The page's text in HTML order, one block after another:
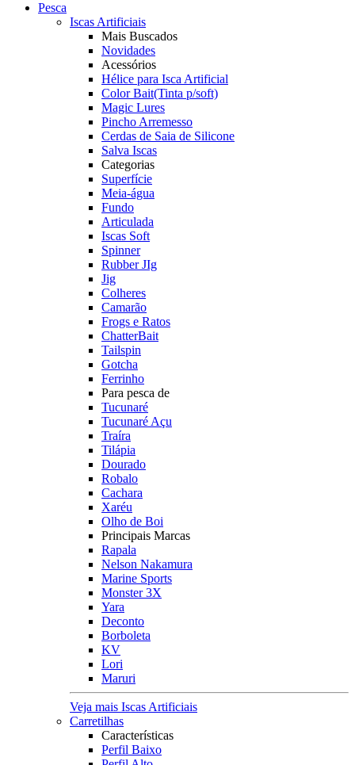
Pesca
Iscas Artificiais
Mais Buscados
Novidades
Acessórios
Hélice para Isca Artificial
Color Bait(Tinta p/soft)
Magic Lures
Pincho Arremesso
Cerdas de Saia de Silicone
Salva Iscas
Categorias
Superfície
Meia-água
Fundo
Articulada
Iscas Soft
Spinner
Rubber JIg
Jig
Colheres
Camarão
Frogs e Ratos
ChatterBait
Tailspin
Gotcha
Ferrinho
Para pesca de
Tucunaré
Tucunaré Açu
Traíra
Tilápia
Dourado
Robalo
Cachara
Xaréu
Olho de Boi
Principais Marcas
Rapala
Nelson Nakamura
Marine Sports
Monster 3X
Yara
Deconto
Borboleta
KV
Lori
Maruri
Veja mais Iscas Artificiais
Carretilhas
Características
Perfil Baixo